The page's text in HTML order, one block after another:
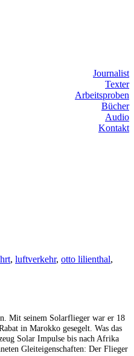
Journalist
Texter
Arbeitsproben
Bücher
Audio
Kontakt
, luftverkehr, otto lilienthal,
Mit seinem Solarflieger war er 18
in Marokko gesegelt. Was das
Solar Impulse bis nach Afrika
Gleiteigenschaften: Der Flieger